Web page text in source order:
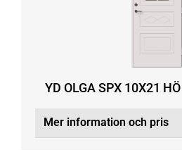
YD OLGA SPX 10X21
Mer information och pris